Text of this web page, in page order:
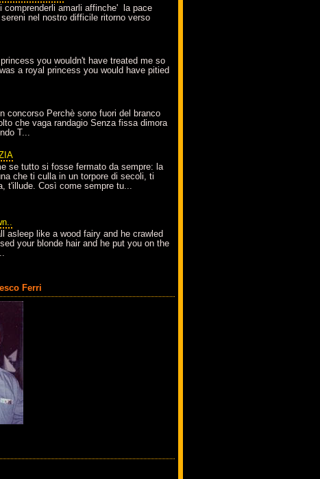
comprenderli amarli affinche' la pace
nel nostro difficile ritorno verso
you wouldn't have treated me so
a royal princess you would have pitied
concorso Perchè sono fuori del branco
che vaga randagio Senza fissa dimora
T...
se tutto si fosse fermato da sempre: la
che ti culla in un torpore di secoli, ti
t'illude. Così come sempre tu...
asleep like a wood fairy and he crawled
your blonde hair and he put you on the
Ferri